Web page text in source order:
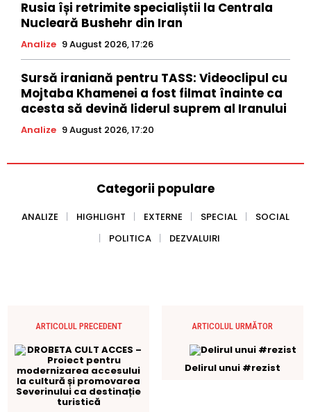
Rusia își retrimite specialiștii la Centrala
Nucleară Bushehr din Iran
Analize 9 August 2026, 17:26
Sursă iraniană pentru TASS: Videoclipul cu
Mojtaba Khamenei a fost filmat înainte ca
acesta să devină liderul suprem al Iranului
Analize 9 August 2026, 17:20
Categorii populare
ANALIZE HIGHLIGHT EXTERNE SPECIAL
SOCIAL
POLITICA
DEZVALUIRI
ARTICOLUL PRECEDENT ARTICOLUL URMĂTOR
Delirul unui #rezist